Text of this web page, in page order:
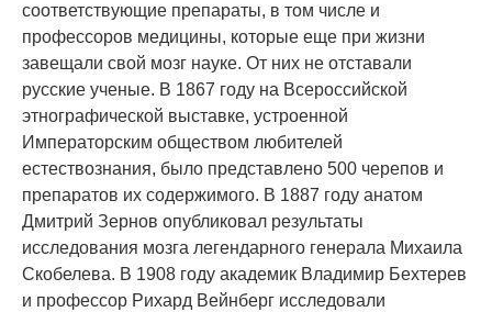
соответствующие препараты, в том числе и
профессоров медицины, которые еще при жизни
завещали свой мозг науке. От них не отставали
русские ученые. В 1867 году на Всероссийской
этнографической выставке, устроенной
Императорским обществом любителей
естествознания, было представлено 500 черепов и
препаратов их содержимого. В 1887 году анатом
Дмитрий Зернов опубликовал результаты
исследования мозга легендарного генерала Михаила
Скобелева. В 1908 году академик Владимир Бехтерев
и профессор Рихард Вейнберг исследовали